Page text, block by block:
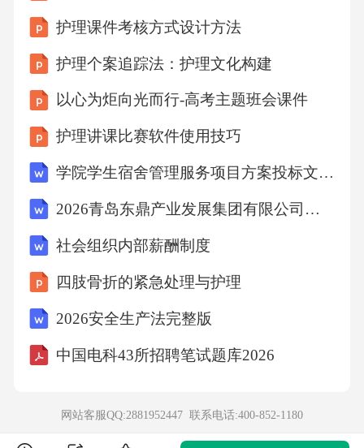
护理课件考核方式设计方法
护理个案追踪法：护理文化构建
以心为炬向光而行-高考主题班会课件
护理讲课比赛软件使用技巧
学院学生宿舍管理服务项目方案投标文件（技术方案）
2026青岛东鼎产业发展集团有限公司招聘笔试备考题库及答案解析
社会组织内部薪酬制度
四肢骨折的紧急处理与护理
2026安全生产法完整版
中国电科43所招聘笔试题库2026
网站客服QQ:2881952447 联系电话:400-852-1180